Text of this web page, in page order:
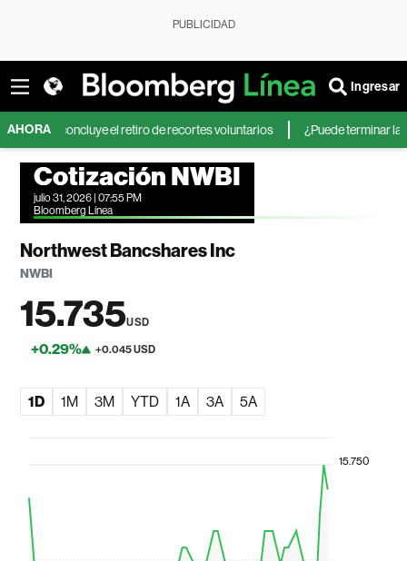
PUBLICIDAD
Ingresar
AHORA
y concluye el retiro de recortes voluntarios ¿Puede terminar la calma
Cotización NWBI
julio 31, 2026 | 07:55 PM
Bloomberg Línea
Northwest Bancshares Inc
NWBI
15.735USD
+0.29% +0.045 USD
1D 1M 3M YTD 1A 3A 5A
15.750